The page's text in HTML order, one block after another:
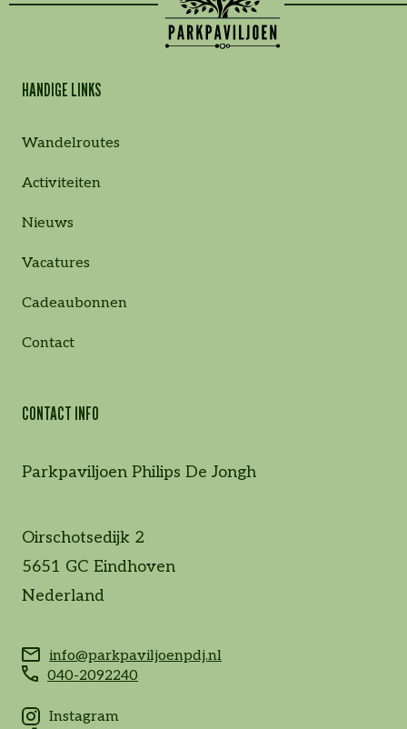
HANDIGE LINKS
Wandelroutes
Activiteiten
Nieuws
Vacatures
Cadeaubonnen
Contact
CONTACT INFO
Parkpaviljoen Philips De Jongh
Oirschotsedijk 2
5651 GC Eindhoven
Nederland
info@parkpaviljoenpdj.nl
040-2092240
Instagram